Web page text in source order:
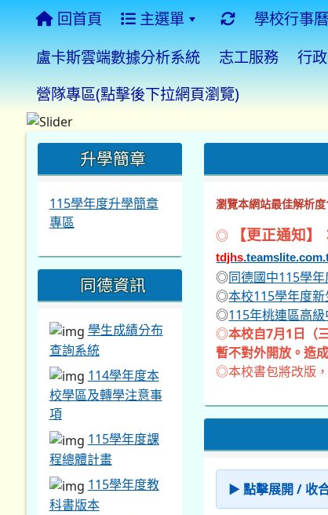
回首頁 主選單 學校行事曆
盧卡斯雲端數據分析系統
志工服務 行
營隊專區(點擊後下拉網頁瀏覽)
瀏覽本網站最佳解析
◎ 【更正通知】
tdjhs
◎同德國中115學
◎本校115學年度
◎115年桃連區高
◎本校自7月1日（
暫不對外開放。造
◎本校書包將改版
▶ 點擊展開 / 收
::: 升學簡章
115學年度升學簡章
專區
同德資訊
學生成績分布
查詢系統
114學年度本
校學區及轉學注意事
項
115學年度課
程總體計畫
115學年度教
科書版本